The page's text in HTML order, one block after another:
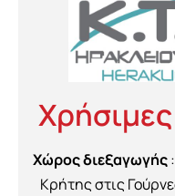
Χώρος διεξαγωγής:
Κρήτης στις